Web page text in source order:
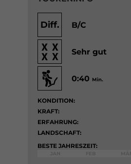
Diff. B/C
Sehr gut
0:40 Min.
KONDITION:
KRAFT:
ERFAHRUNG:
LANDSCHAFT:
BESTE JAHRESZEIT: